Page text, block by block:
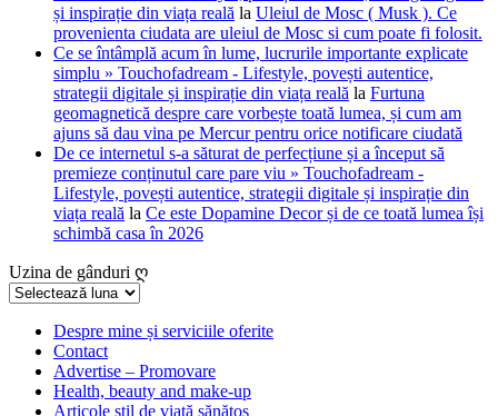
și inspirație din viața reală la Uleiul de Mosc ( Musk ). Ce
provenienta ciudata are uleiul de Mosc si cum poate fi folosit.
Ce se întâmplă acum în lume, lucrurile importante explicate
simplu » Touchofadream - Lifestyle, povești autentice,
strategii digitale și inspirație din viața reală la Furtuna
geomagnetică despre care vorbește toată lumea, și cum am
ajuns să dau vina pe Mercur pentru orice notificare ciudată
De ce internetul s-a săturat de perfecțiune și a început să
premieze conținutul care pare viu » Touchofadream -
Lifestyle, povești autentice, strategii digitale și inspirație din
viața reală la Ce este Dopamine Decor și de ce toată lumea își
schimbă casa în 2026
Uzina de gânduri ღ
Uzina
gânduriDespre mine și serviciile oferite
Contact
Advertise – Promovare
Health, beauty and make-up
Articole stil de viață sănătos